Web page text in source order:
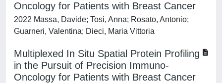
Oncology for Patients with Breast Cancer
2022 Massa, Davide; Tosi, Anna; Rosato, Antonio;
Guarneri, Valentina; Dieci, Maria Vittoria
Multiplexed In Situ Spatial Protein Profiling
in the Pursuit of Precision Immuno-
Oncology for Patients with Breast Cancer